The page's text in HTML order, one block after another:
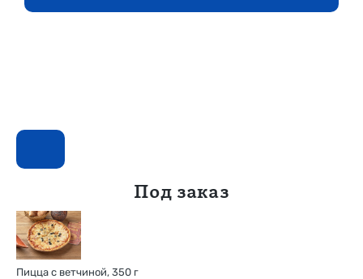
Под заказ
Пицца с ветчиной, 350 г